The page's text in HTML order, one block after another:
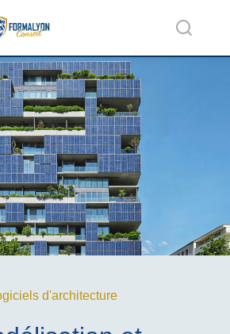
d'architecture